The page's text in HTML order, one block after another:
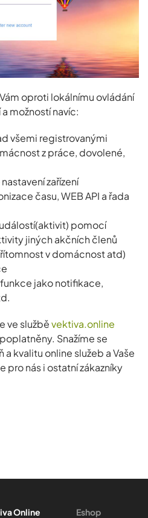
oproti lokálnímu ovládání
možností navíc:
všemi registrovanými
z práce, dovolené,
zařízení
času, WEB API a řada
pomocí
jiných akčních členů
v domácnost atd)
jako notifikace,
ve služběvektiva.online
Snažíme se
kvalitu online služeb a Vaše
pro nás i ostatní zákazníky
Online
Eshop